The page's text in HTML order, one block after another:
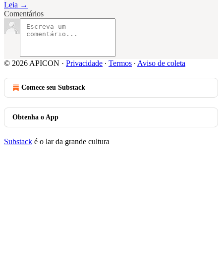
Leia →
Comentários
© 2026 APICON · Privacidade ∙ Termos ∙ Aviso de coleta
Comece seu Substack
Obtenha o App
Substack é o lar da grande cultura